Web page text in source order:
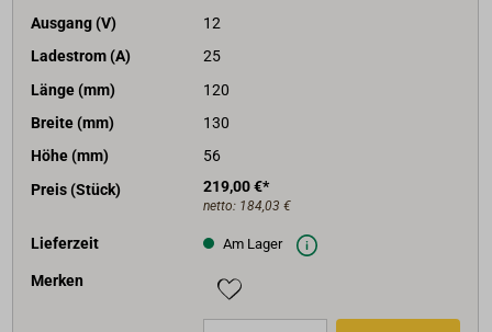
Ausgang (V)
12
Ladestrom (A)
25
Länge (mm)
120
Breite (mm)
130
Höhe (mm)
56
Preis (Stück)
219,00 €*
netto: 184,03 €
Lieferzeit Am Lager
Merken